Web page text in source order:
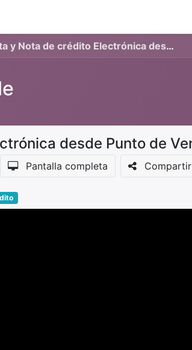
de crédito Electrónica desde Punto de Venta Odoo Chile
Pantalla completa Compartir